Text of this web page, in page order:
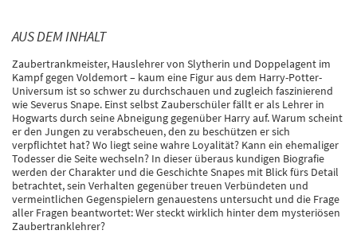
AUS DEM INHALT
Zaubertrankmeister, Hauslehrer von Slytherin und Doppelagent im
Kampf gegen Voldemort – kaum eine Figur aus dem Harry-Potter-
Universum ist so schwer zu durchschauen und zugleich faszinierend
wie Severus Snape. Einst selbst Zauberschüler fällt er als Lehrer in
Hogwarts durch seine Abneigung gegenüber Harry auf. Warum scheint
er den Jungen zu verabscheuen, den zu beschützen er sich
verpflichtet hat? Wo liegt seine wahre Loyalität? Kann ein ehemaliger
Todesser die Seite wechseln? In dieser überaus kundigen Biografie
werden der Charakter und die Geschichte Snapes mit Blick fürs Detail
betrachtet, sein Verhalten gegenüber treuen Verbündeten und
vermeintlichen Gegenspielern genauestens untersucht und die Frage
aller Fragen beantwortet: Wer steckt wirklich hinter dem mysteriösen
Zaubertranklehrer?